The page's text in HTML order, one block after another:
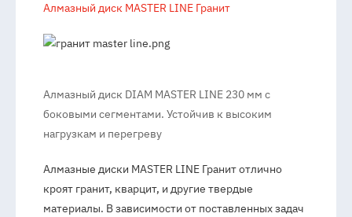
Алмазный диск MASTER LINE Гранит
Алмазный диск DIAM MASTER LINE 230 мм с
боковыми сегментами. Устойчив к высоким
нагрузкам и перегреву
Алмазные диски MASTER LINE Гранит отлично
кроят гранит, кварцит, и другие твердые
материалы. В зависимости от поставленных задач